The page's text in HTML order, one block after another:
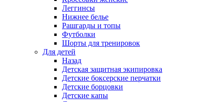
Леггинсы
Нижнее белье
Рашгарды и топы
Футболки
Шорты для тренировок
Для детей
Назад
Детская защитная экипировка
Детские боксерские перчатки
Детские борцовки
Детские капы